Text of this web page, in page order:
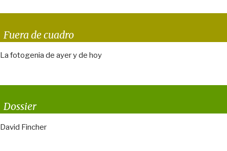
Fuera de cuadro
La fotogenia de ayer y de hoy
Dossier
David Fincher